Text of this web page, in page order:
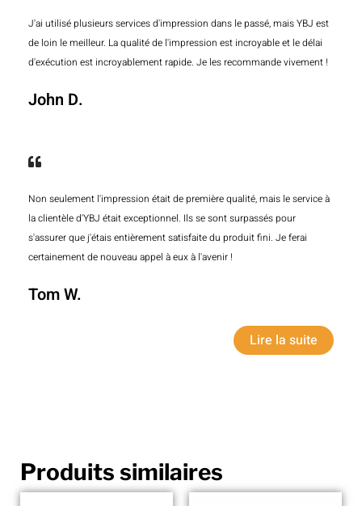
J'ai utilisé plusieurs services d'impression dans le passé, mais YBJ est
de loin le meilleur. La qualité de l'impression est incroyable et le délai
d'exécution est incroyablement rapide. Je les recommande vivement !
John D.
Non seulement l'impression était de première qualité, mais le service à
la clientèle d'YBJ était exceptionnel. Ils se sont surpassés pour
s'assurer que j'étais entièrement satisfaite du produit fini. Je ferai
certainement de nouveau appel à eux à l'avenir !
Tom W.
Lire la suite
Produits similaires